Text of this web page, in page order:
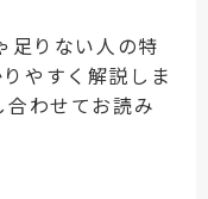
足りない人の特
やすく解説しま
合わせてお読み